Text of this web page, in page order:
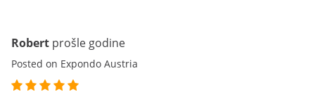
Robert prošle godine
Posted on Expondo Austria